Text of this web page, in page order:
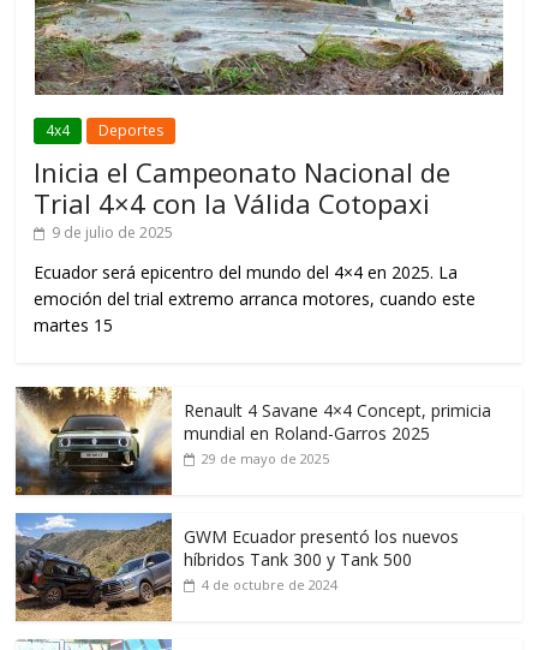
4x4 Deportes
Inicia el Campeonato Nacional de
Trial 4×4 con la Válida Cotopaxi
9 de julio de 2025
Ecuador será epicentro del mundo del 4×4 en 2025. La
emoción del trial extremo arranca motores, cuando este
martes 15
Renault 4 Savane 4×4 Concept, primicia
mundial en Roland-Garros 2025
29 de mayo de 2025
GWM Ecuador presentó los nuevos
híbridos Tank 300 y Tank 500
4 de octubre de 2024